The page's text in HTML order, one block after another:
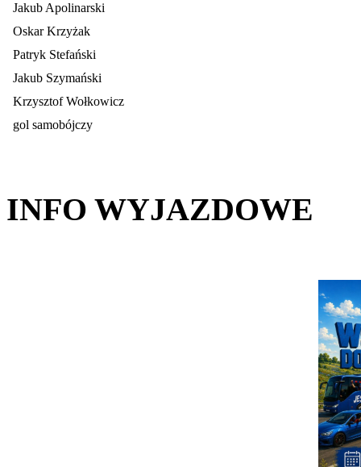
Jakub Apolinarski
Oskar Krzyżak
Patryk Stefański
Jakub Szymański
Krzysztof Wołkowicz
gol samobójczy
INFO WYJAZDOWE